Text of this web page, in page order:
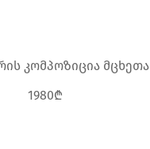
კომპოზიცია მცხეთა
1980₾